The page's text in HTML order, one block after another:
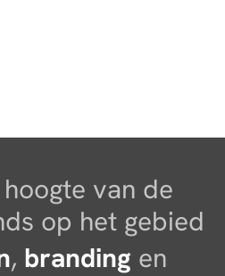
van de
op het gebied
, branding en